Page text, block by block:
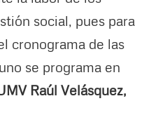
social, pues para
cronograma de las
se programa en
Raúl Velásquez,